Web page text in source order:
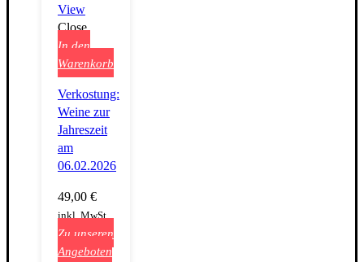
View
Close
In den
Warenkorb
Verkostung:
Weine zur
Jahreszeit
am
06.02.2026
49,00 €
inkl. MwSt.
Zu unseren
Angeboten